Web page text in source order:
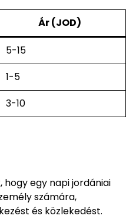
Ár (JOD)
5-15
1-5
3-10
hogy egy napi jordániai
számára,
és közlekedést.